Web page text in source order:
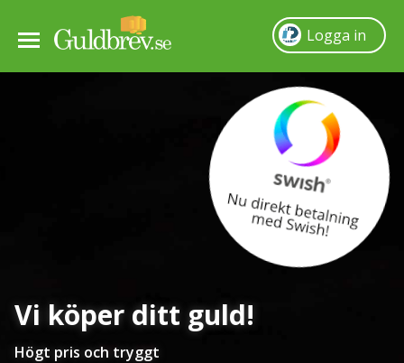
Så fungerar det
Guldpris
Sälja guld
Om oss
Logga in
Vi köper ditt guld!
Högt pris och tryggt